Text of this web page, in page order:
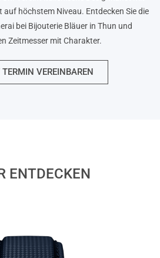
höchstem Niveau. Entdecken Sie die
bei Bijouterie Bläuer in Thun und
Zeitmesser mit Charakter.
VEREINBAREN
ENTDECKEN